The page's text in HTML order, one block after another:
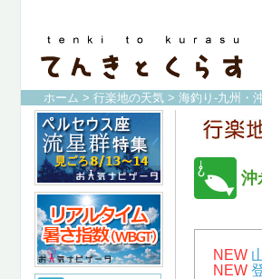
ホーム > 行楽地の天気 > 海釣り-九州・
沖
NEW
NEW